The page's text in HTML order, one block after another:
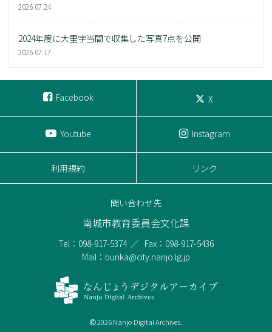
2026.07.24
2024年度に大里字当間で収集した写真7点を公開
2026.07.17
Facebook X
Youtube Instagram
利用規約 リンク
問い合わせ先
南城市教育委員会文化課
Tel：098-917-5374
Fax：098-917-5436
Mail：bunka@city.nanjo.lg.jp
2026 Nanjo Digital Archives.